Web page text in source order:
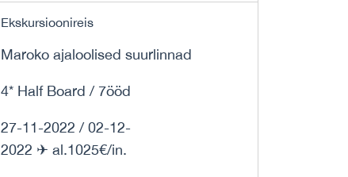
Ekskursioonireis
Maroko ajaloolised suurlinnad
4* Half Board / 7ööd
27-11-2022 / 02-12-
2022 ✈ al.1025€/in.